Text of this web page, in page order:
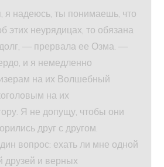
надеюсь, ты понимаешь, что
этих неурядицах, то обязана
— прервала ее Озма. —
и я немедленно
на их Волшебный
на их
Я не допущу, чтобы они
друг с другом.
вопрос: ехать ли мне одной
друзей и верных